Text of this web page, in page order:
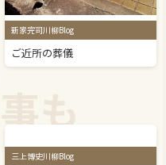
新家完司川柳Blog
ご近所の葬儀
も
三上博史川柳Blog